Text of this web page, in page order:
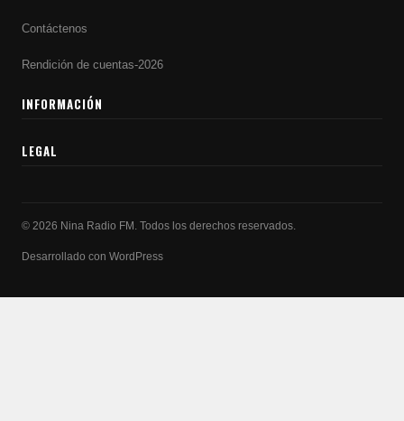
Contáctenos
Rendición de cuentas-2026
INFORMACIÓN
LEGAL
© 2026 Nina Radio FM. Todos los derechos reservados.
Desarrollado con WordPress